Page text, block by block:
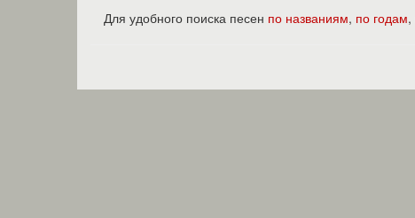
Для удобного поиска песен по названиям, по годам,